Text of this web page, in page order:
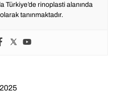
Türkiye’de rinoplasti alanında
tanınmaktadır.